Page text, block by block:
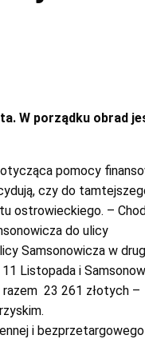
W porządku obrad
pomocy
czy do
ostrowieckiego. –
do ulicy
Samsonowicza w
Listopada i
23 261 złotych –
i bezprzetargowego